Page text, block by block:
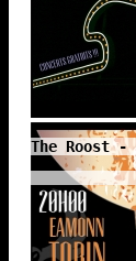
The Roost -